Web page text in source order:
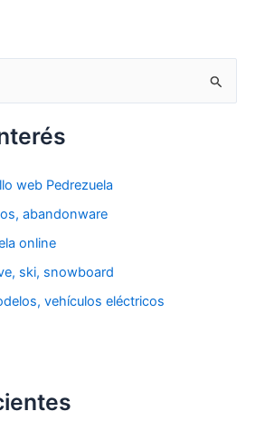
web Pedrezuela
abandonware
online
ski, snowboard
vehículos eléctricos